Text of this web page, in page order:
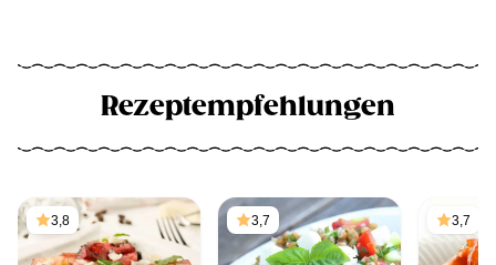
Rezeptempfehlungen
3,8 3,7 3,7